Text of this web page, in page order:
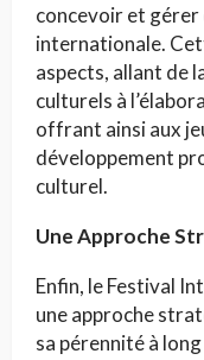
concevoir et
internationale.
aspects, allant de
culturels à
offrant ainsi aux
développement
culturel.
Une Approche
Enfin, le Festival
une approche
sa pérennité à